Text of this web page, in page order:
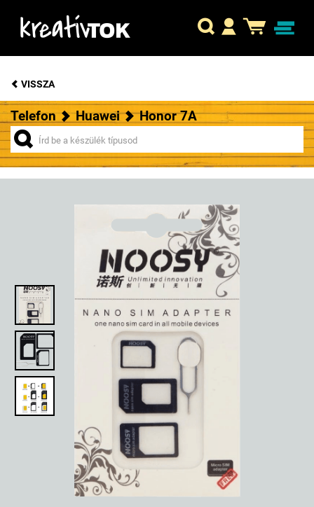
VISSZA
Telefon Huawei Honor 7A